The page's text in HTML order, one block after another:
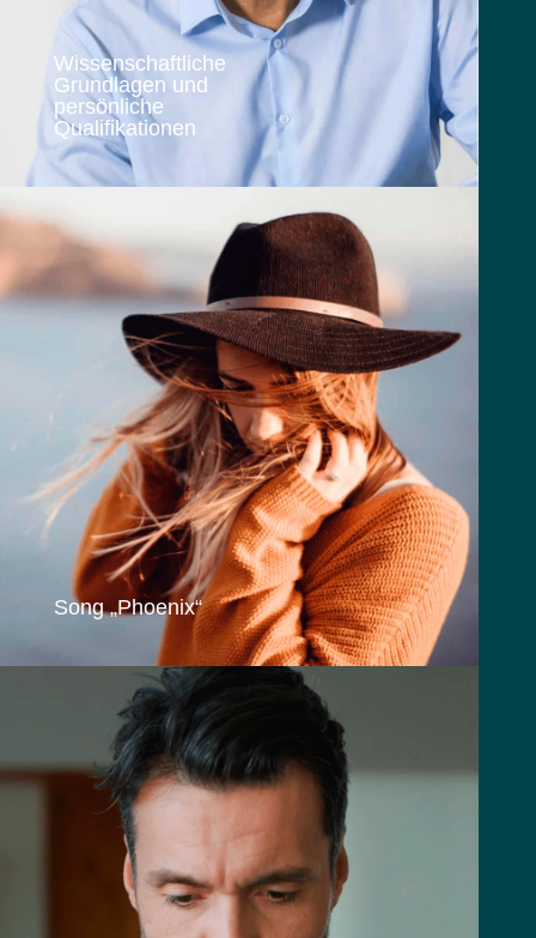
Wissenschaftliche
Grundlagen und
persönliche
Qualifikationen
Song „Phoenix“